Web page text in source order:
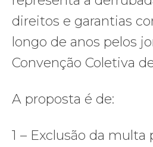
direitos e garantias
longo de anos pelos
Convenção Coletiva
A proposta é de:
1 – Exclusão da multa